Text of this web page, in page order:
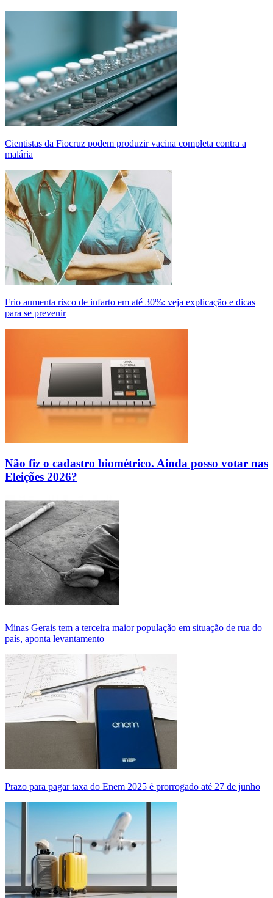
Cientistas da Fiocruz podem produzir vacina completa contra a
malária
Frio aumenta risco de infarto em até 30%: veja explicação e dicas
para se prevenir
Não fiz o cadastro biométrico. Ainda posso votar nas
Eleições 2026?
Minas Gerais tem a terceira maior população em situação de rua do
país, aponta levantamento
Prazo para pagar taxa do Enem 2025 é prorrogado até 27 de junho